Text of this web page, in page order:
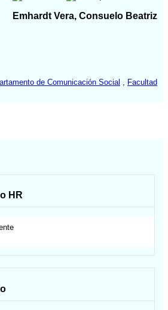
Emhardt Vera, Consuelo Beatriz
de Comunicación Social
Facultad
HR